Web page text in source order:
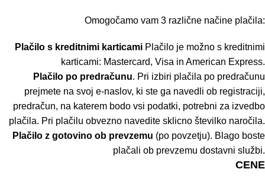
Omogočamo vam 3 različne načine plačila:
Plačilo s kreditnimi karticami Plačilo je možno s kreditnimi
karticami: Mastercard, Visa in American Express.
Plačilo po predračunu. Pri izbiri plačila po predračunu
prejmete na svoj e-naslov, ki ste ga navedli ob registraciji,
predračun, na katerem bodo vsi podatki, potrebni za izvedbo
plačila. Pri plačilu obvezno navedite sklicno številko naročila.
Plačilo z gotovino ob prevzemu (po povzetju). Blago boste
plačali ob prevzemu dostavni službi.
CENE